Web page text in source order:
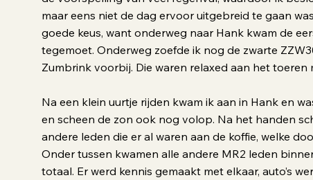
maar eens niet de dag ervoor uitgebreid te gaan
goede keus, want onderweg naar Hank kwam de
tegemoet. Onderweg zoefde ik nog de zwarte
Zumbrink voorbij. Die waren relaxed aan het toeren
Na een klein uurtje rijden kwam ik aan in Hank en
en scheen de zon ook nog volop. Na het handen
andere leden die er al waren aan de koffie, welke
Onder tussen kwamen alle andere MR2 leden
totaal. Er werd kennis gemaakt met elkaar, auto’s